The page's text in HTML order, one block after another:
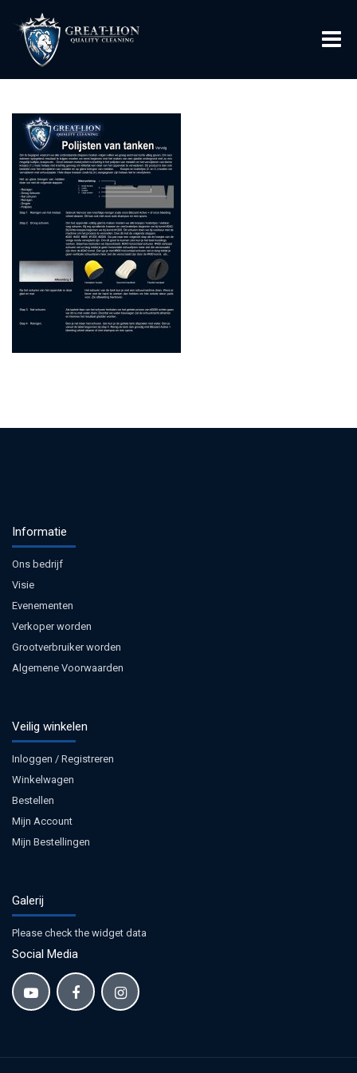
Informatie
Ons bedrijf
Visie
Evenementen
Verkoper worden
Grootverbruiker worden
Algemene Voorwaarden
Veilig winkelen
Inloggen / Registreren
Winkelwagen
Bestellen
Mijn Account
Mijn Bestellingen
Galerij
Please check the widget data
Social Media